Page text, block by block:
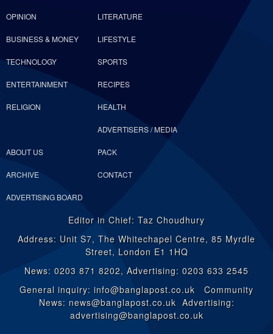
OPINION LITERATURE
BUSINESS & MONEY LIFESTYLE
TECHNOLOGY SPORTS
ENTERTAINMENT RECIPES
RELIGION HEALTH
ABOUT US
ADVERTISERS / MEDIA
PACK
ARCHIVE CONTACT
ADVERTISING BOARD
Editor in Chief: Taz Choudhury
Address: Unit S7, The Whitechapel Centre, 85 Myrdle
Street, London E1 1HQ
News: 0203 871 8202, Advertising: 0203 633 2545
General inquiry: info@banglapost.co.uk Community
News: news@banglapost.co.uk Advertising:
advertising@banglapost.co.uk